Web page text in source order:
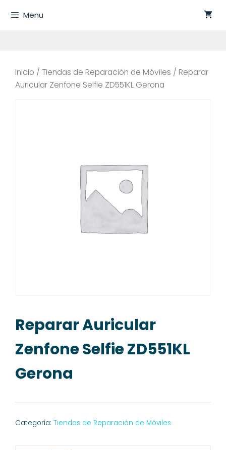
Menu
Inicio / Tiendas de Reparación de Móviles / Reparar
Auricular Zenfone Selfie ZD551KL Gerona
Reparar Auricular
Zenfone Selfie ZD551KL
Gerona
Categoría: Tiendas de Reparación de Móviles